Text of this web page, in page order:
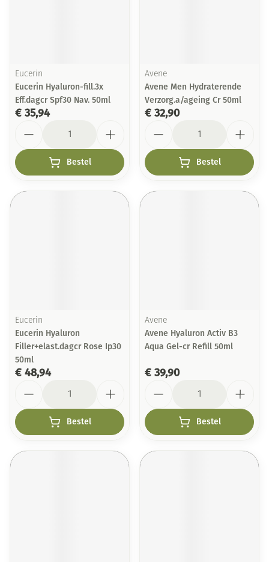
Eucerin
Eucerin Hyaluron-fill.3x
Eff.dagcr Spf30 Nav. 50ml
€ 35,94
Bestel
Avene
Avene Men Hydraterende
Verzorg.a/ageing Cr 50ml
€ 32,90
Bestel
Eucerin
Eucerin Hyaluron
Filler+elast.dagcr Rose Ip30
50ml
€ 48,94
Bestel
Avene
Avene Hyaluron Activ B3
Aqua Gel-cr Refill 50ml
€ 39,90
Bestel